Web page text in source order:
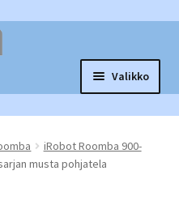
Valikko
tason
iRobot Roomba 900-
musta pohjatela